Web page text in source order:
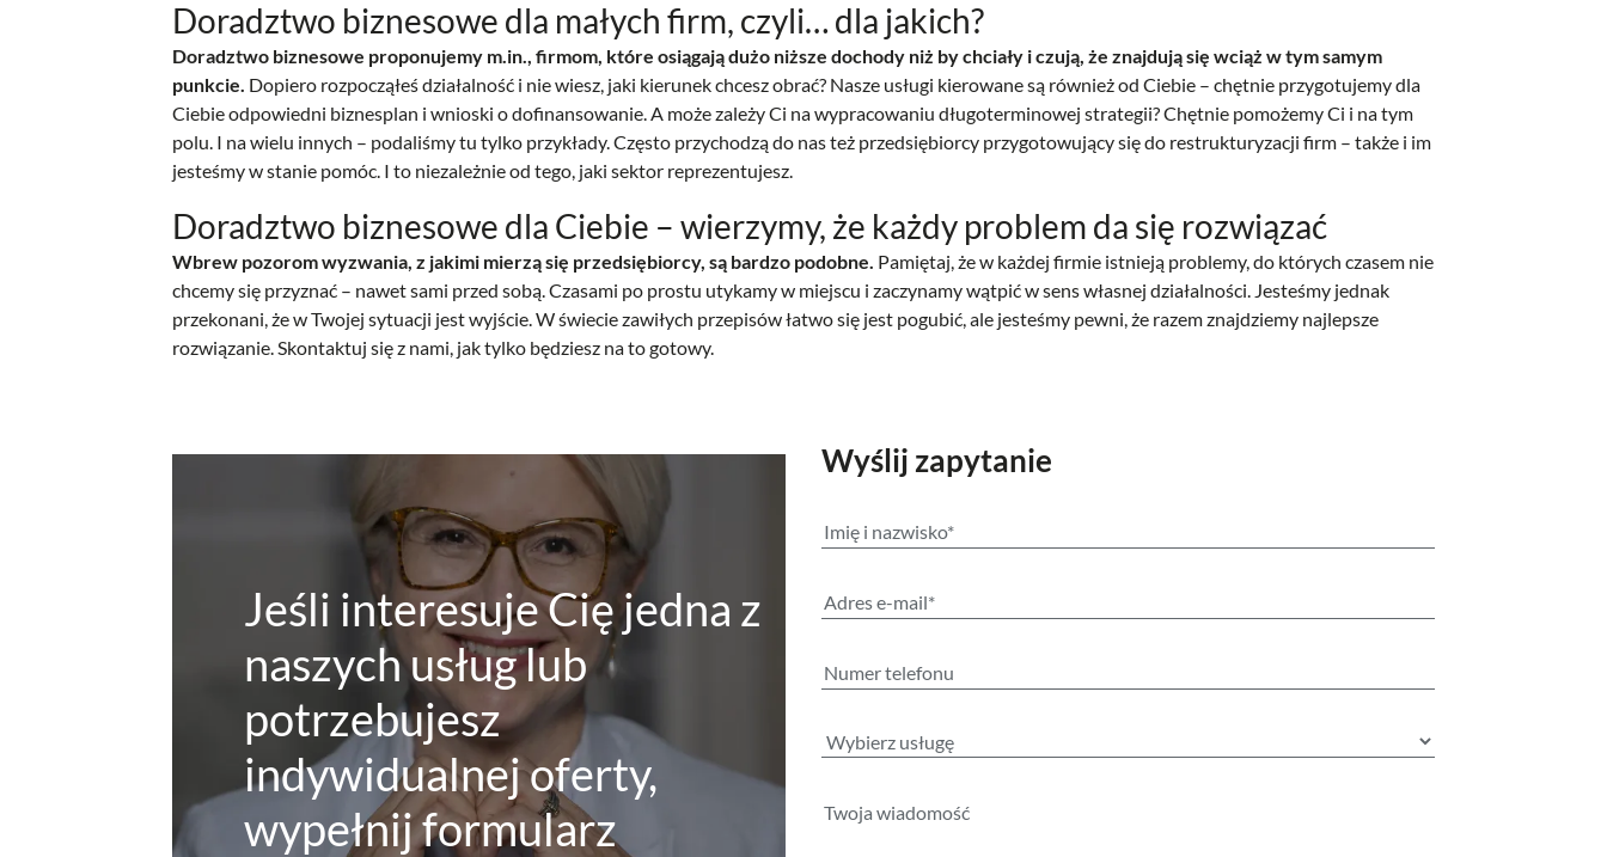
Doradztwo biznesowe dla małych firm, czyli… dla jakich?
Doradztwo biznesowe proponujemy m.in., firmom, które osiągają dużo niższe dochody niż by chciały i czują, że znajdują się wciąż w tym samym
punkcie. Dopiero rozpocząłeś działalność i nie wiesz, jaki kierunek chcesz obrać? Nasze usługi kierowane są również od Ciebie – chętnie przygotujemy dla
Ciebie odpowiedni biznesplan i wnioski o dofinansowanie. A może zależy Ci na wypracowaniu długoterminowej strategii? Chętnie pomożemy Ci i na tym
polu. I na wielu innych – podaliśmy tu tylko przykłady. Często przychodzą do nas też przedsiębiorcy przygotowujący się do restrukturyzacji firm – także i im
jesteśmy w stanie pomóc. I to niezależnie od tego, jaki sektor reprezentujesz.
Doradztwo biznesowe dla Ciebie – wierzymy, że każdy problem da się rozwiązać
Wbrew pozorom wyzwania, z jakimi mierzą się przedsiębiorcy, są bardzo podobne. Pamiętaj, że w każdej firmie istnieją problemy, do których czasem nie
chcemy się przyznać – nawet sami przed sobą. Czasami po prostu utykamy w miejscu i zaczynamy wątpić w sens własnej działalności. Jesteśmy jednak
przekonani, że w Twojej sytuacji jest wyjście. W świecie zawiłych przepisów łatwo się jest pogubić, ale jesteśmy pewni, że razem znajdziemy najlepsze
rozwiązanie. Skontaktuj się z nami, jak tylko będziesz na to gotowy.
Jeśli interesuje Cię jedna z
naszych usług lub
potrzebujesz
indywidualnej oferty,
wypełnij formularz
Wyślij zapytanie